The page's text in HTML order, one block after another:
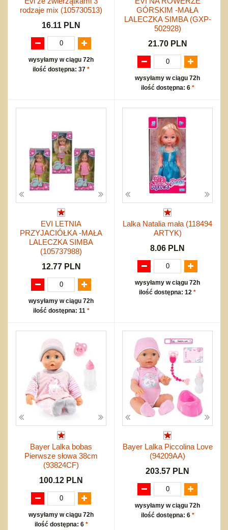
rodzaje mix (105730513)
16.11 PLN
wysyłamy w ciągu 72h
ilość dostępna: 37 *
GÓRSKIM -MAŁA
LALECZKA SIMBA (GXP-
502928)
21.70 PLN
wysyłamy w ciągu 72h
ilość dostępna: 6 *
EVI LETNIA
PRZYJACIÓŁKA -MAŁA
LALECZKA SIMBA
(105737988)
12.77 PLN
wysyłamy w ciągu 72h
ilość dostępna: 11 *
Lalka Natalia mała (118494
ARTYK)
8.06 PLN
wysyłamy w ciągu 72h
ilość dostępna: 12 *
Bayer Lalka bobas
Pierwsze słowa 38cm
(93824CF)
100.12 PLN
wysyłamy w ciągu 72h
ilość dostępna: 6 *
Bayer Lalka Piccolina Love
(94209AA)
203.57 PLN
wysyłamy w ciągu 72h
ilość dostępna: 6 *